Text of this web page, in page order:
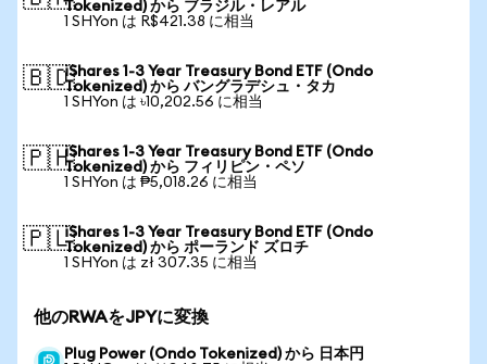
Tokenized) から ブラジル・レアル
1 SHYon は R$421.38 に相当
🇧🇩iShares 1-3 Year Treasury Bond ETF (Ondo
Tokenized) から バングラデシュ・タカ
1 SHYon は ৳10,202.56 に相当
🇵🇭iShares 1-3 Year Treasury Bond ETF (Ondo
Tokenized) から フィリピン・ペソ
1 SHYon は ₱5,018.26 に相当
🇵🇱iShares 1-3 Year Treasury Bond ETF (Ondo
Tokenized) から ポーランド ズロチ
1 SHYon は zł 307.35 に相当
他のRWAをJPYに変換
Plug Power (Ondo Tokenized) から 日本円